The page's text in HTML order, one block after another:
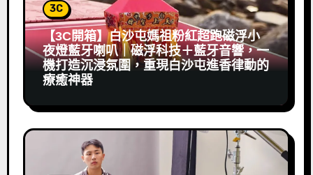
3C
【3C開箱】白沙屯媽祖粉紅超跑磁浮小
夜燈藍牙喇叭｜磁浮科技＋藍牙音響，一
機打造沉浸氛圍，重現白沙屯進香律動的
療癒神器